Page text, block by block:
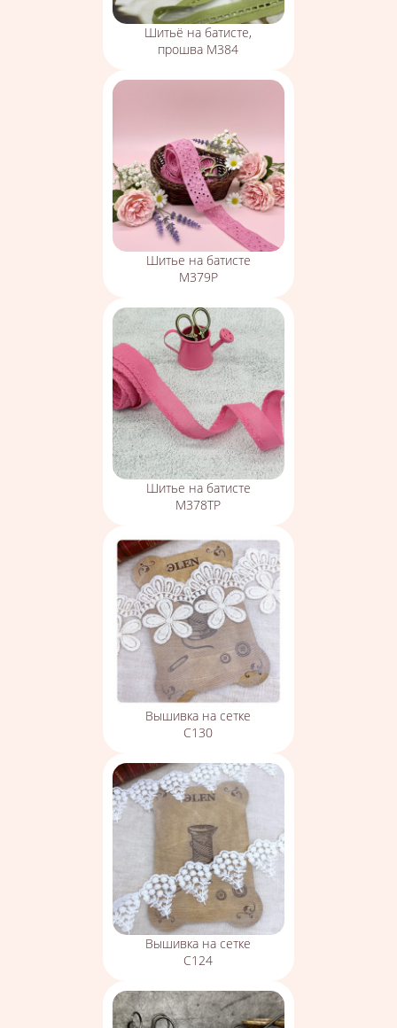
Шитьё на батисте,
прошва М384
Шитье на батисте
М379Р
Шитье на батисте
М378ТР
Вышивка на сетке
С130
Вышивка на сетке
С124